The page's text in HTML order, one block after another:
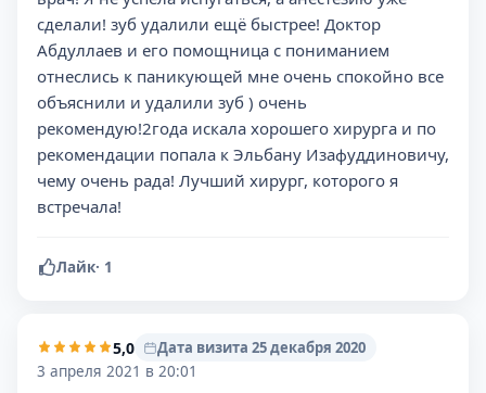
сделали! зуб удалили ещё быстрее! Доктор
Абдуллаев и его помощница с пониманием
отнеслись к паникующей мне очень спокойно все
объяснили и удалили зуб ) очень
рекомендую!2года искала хорошего хирурга и по
рекомендации попала к Эльбану Изафуддиновичу,
чему очень рада! Лучший хирург, которого я
встречала!
Лайк· 1
5,0
Дата визита 25 декабря 2020
3 апреля 2021 в 20:01